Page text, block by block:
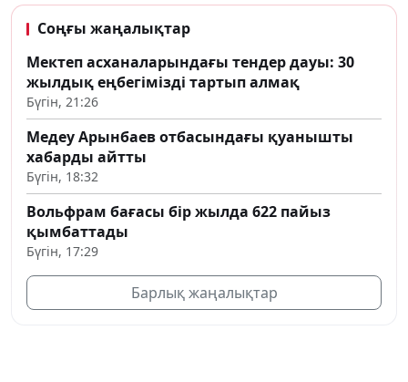
Соңғы жаңалықтар
Мектеп асханаларындағы тендер дауы: 30
жылдық еңбегімізді тартып алмақ
Бүгін, 21:26
Медеу Арынбаев отбасындағы қуанышты
хабарды айтты
Бүгін, 18:32
Вольфрам бағасы бір жылда 622 пайыз
қымбаттады
Бүгін, 17:29
Барлық жаңалықтар